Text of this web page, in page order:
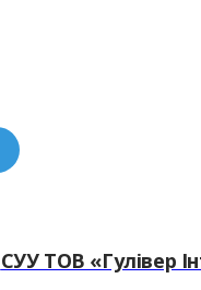
СУУ ТОВ «Гулівер